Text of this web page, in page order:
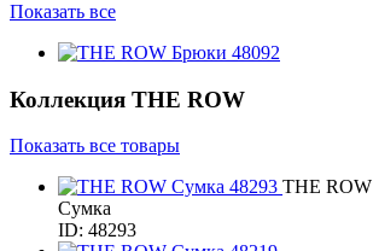
Показать все
Коллекция THE ROW
Показать все товары
THE ROW
Сумка
ID: 48293